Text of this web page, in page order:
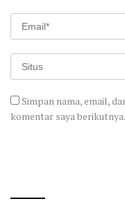
Simpan nama, email,
komentar saya berikutnya.